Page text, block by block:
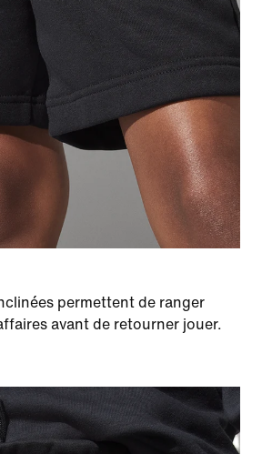
permettent de ranger
avant de retourner jouer.